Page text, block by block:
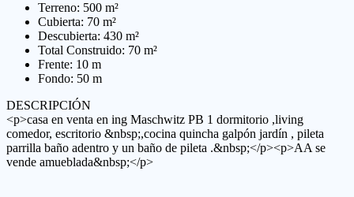
Terreno: 500 m²
Cubierta: 70 m²
Descubierta: 430 m²
Total Construido: 70 m²
Frente: 10 m
Fondo: 50 m
DESCRIPCIÓN
<p>casa en venta en ing Maschwitz PB 1 dormitorio ,living
comedor, escritorio &nbsp;,cocina quincha galpón jardín , pileta
parrilla baño adentro y un baño de pileta .&nbsp;</p><p>AA se
vende amueblada&nbsp;</p>